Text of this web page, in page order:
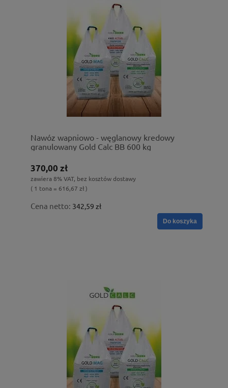
Nawóz wapniowo - węglanowy kredowy
granulowany Gold Calc BB 600 kg
370,00 zł
zawiera 8% VAT, bez kosztów dostawy
( 1 tona = 616,67 zł )
Cena netto: 342,59 zł
Do koszyka